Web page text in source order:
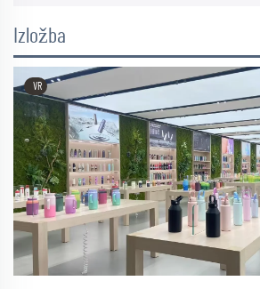
Izložba
VR